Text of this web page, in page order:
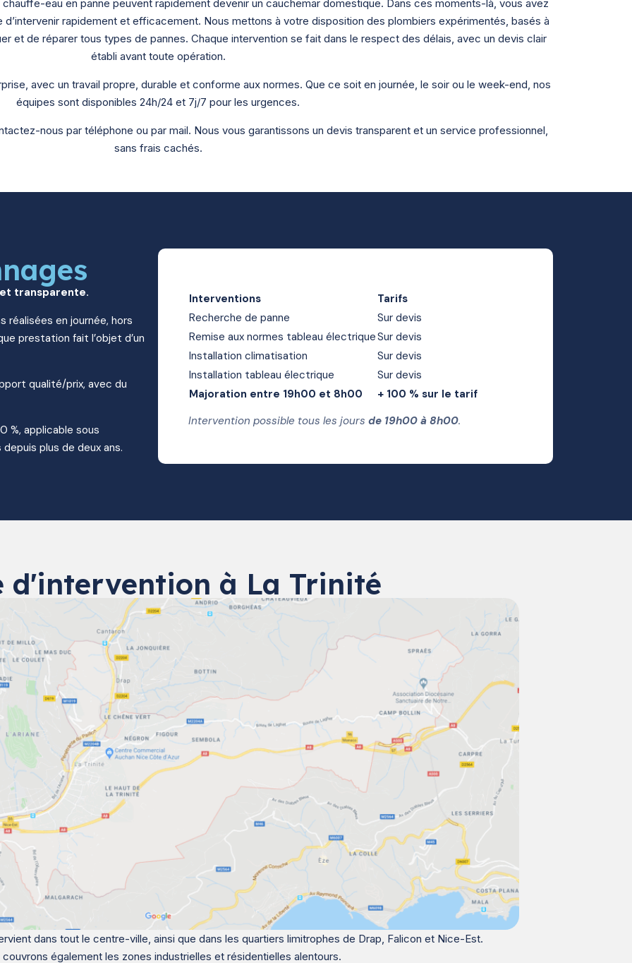
eau en panne peuvent rapidement devenir un cauchemar domestique. Dans ces moments-là, vous avez
rapidement et efficacement. Nous mettons à votre disposition des plombiers expérimentés, basés à
et de réparer tous types de pannes. Chaque intervention se fait dans le respect des délais, avec un devis clair
établi avant toute opération.
avec un travail propre, durable et conforme aux normes. Que ce soit en journée, le soir ou le week-end, nos
équipes sont disponibles 24h/24 et 7j/7 pour les urgences.
nous par téléphone ou par mail. Nous vous garantissons un devis transparent et un service professionnel,
sans frais cachés.
transparente.
en journée, hors
prestation fait l’objet d’un
qualité/prix, avec du
%, applicable sous
plus de deux ans.
Interventions
Tarifs
Recherche de panne
Sur devis
Remise aux normes tableau électriqueSur devis
Installation climatisation
Sur devis
Installation tableau électrique
Sur devis
Majoration entre 19h00 et 8h00
+ 100 % sur le tarif
Intervention possible tous les jours de 19h00 à 8h00.
d'intervention à La Trinité
dans tout le centre-ville, ainsi que dans les quartiers limitrophes de Drap, Falicon et Nice-Est.
couvrons également les zones industrielles et résidentielles alentours.